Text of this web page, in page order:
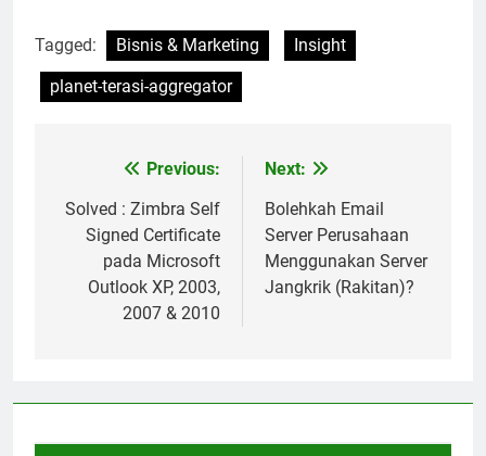
Tagged: Bisnis & Marketing
Insight
planet-terasi-aggregator
navigation
Previous:
Solved : Zimbra Self
Signed Certificate
pada Microsoft
Outlook XP, 2003,
2007 & 2010
Next:
Bolehkah Email
Server Perusahaan
Menggunakan Server
Jangkrik (Rakitan)?